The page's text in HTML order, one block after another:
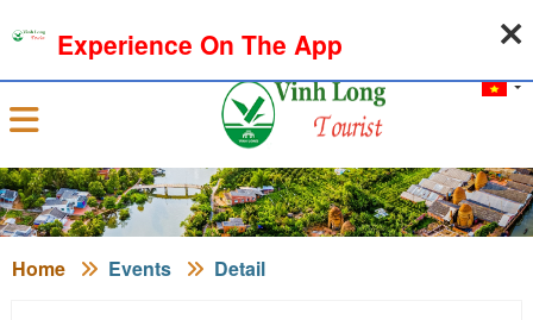
Sign in
Home Events Detail
Experience On The App